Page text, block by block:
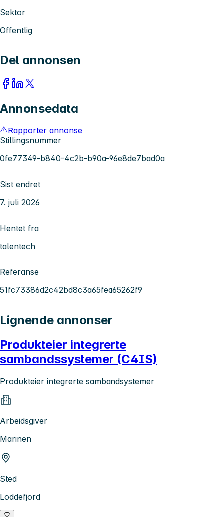
Sektor
Offentlig
Del annonsen
Annonsedata
Rapporter annonse
Stillingsnummer
0fe77349-b840-4c2b-b90a-96e8de7bad0a
Sist endret
7. juli 2026
Hentet fra
talentech
Referanse
51fc73386d2c42bd8c3a65fea65262f9
Lignende annonser
Produkteier integrerte
sambandssystemer (C4IS)
Produkteier integrerte sambandsystemer
Arbeidsgiver
Marinen
Sted
Loddefjord